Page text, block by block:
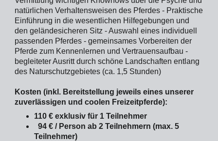
natürlichen Verhaltensweisen des Pferdes - Praktische
Einführung in die wesentlichen Hilfegebungen und
den geländesicheren Sitz - Auswahl eines individuell
passenden Pferdes - gemeinsames Vorbereiten der
Pferde zum Kennenlernen und Vertrauensaufbau -
begleiteter Ausritt durch schöne Landschaften entlang
des Naturschutzgebietes (ca. 1,5 Stunden)
Kosten (inkl. Bereitstellung jeweils eines unserer
zuverlässigen und coolen Freizeitpferde):
110 € exklusiv für 1 Teilnehmer
94 € / Person ab 2 Teilnehmern (max. 5
Teilnehmer)